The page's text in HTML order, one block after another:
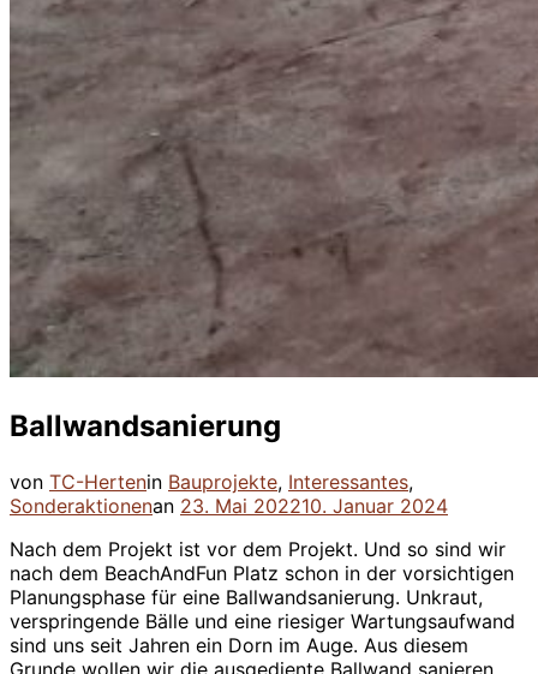
Ballwandsanierung
von TC-Hertenin Bauprojekte, Interessantes,
Sonderaktionenan Veröffentlicht
23. Mai 202210. Januar 2024
Nach dem Projekt ist vor dem Projekt. Und so sind wir
nach dem BeachAndFun Platz schon in der vorsichtigen
Planungsphase für eine Ballwandsanierung. Unkraut,
verspringende Bälle und eine riesiger Wartungsaufwand
sind uns seit Jahren ein Dorn im Auge. Aus diesem